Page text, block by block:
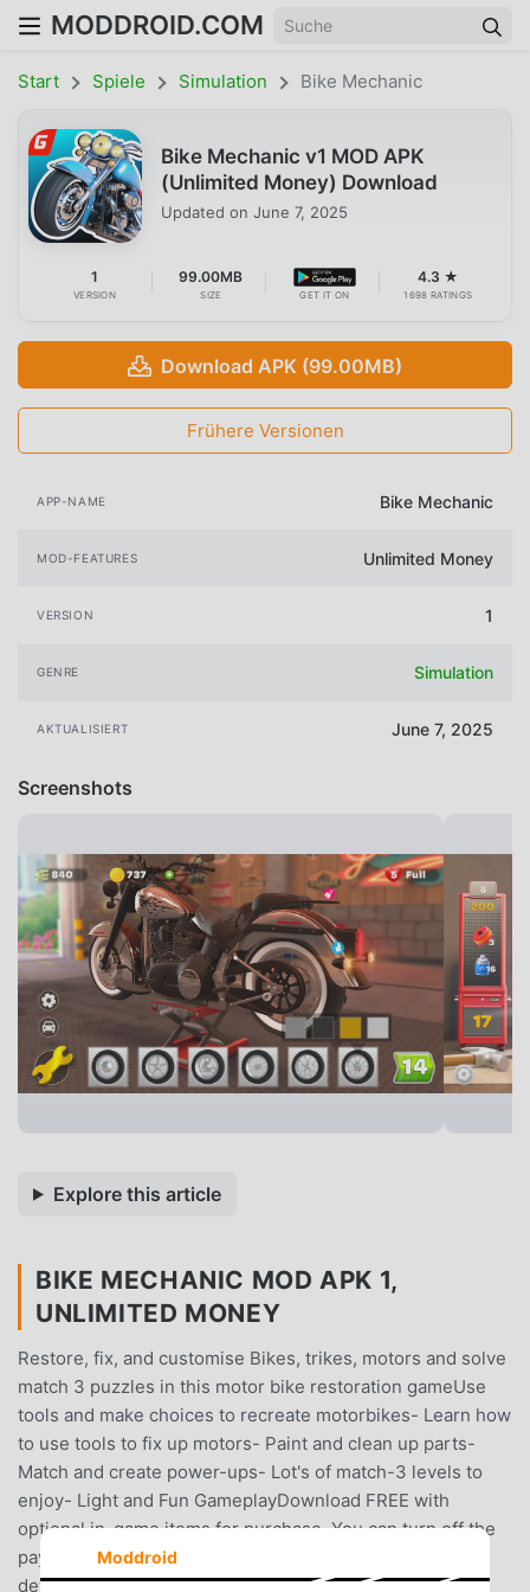
MODDROID.COM
Start Spiele Simulation Bike Mechanic
Bike Mechanic v1 MOD APK
(Unlimited Money) Download
Updated on June 7, 2025
1
VERSION
99.00MB
SIZE GET IT ON
4.3 ★
1698 RATINGS
Download APK (99.00MB)
Frühere Versionen
APP-NAME Bike Mechanic
MOD-FEATURES Unlimited Money
VERSION 1
GENRE Simulation
AKTUALISIERT June 7, 2025
Screenshots
Explore this article
BIKE MECHANIC MOD APK 1,
UNLIMITED MONEY
Restore, fix, and customise Bikes, trikes, motors and solve
match 3 puzzles in this motor bike restoration gameUse
tools and make choices to recreate motorbikes- Learn how
to use tools to fix up motors- Paint and clean up parts-
Match and create power-ups- Lot's of match-3 levels to
enjoy- Light and Fun GameplayDownload FREE with
optional in-game items for purchase. You can turn off the
payment feature by disabling in-app purchases in your
device’s settings.
Moddroid